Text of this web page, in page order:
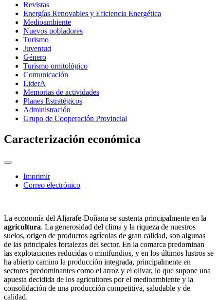
Revistas
Energías Renovables y Eficiencia Energética
Medioambiente
Nuevos pobladores
Turismo
Juventud
Género
Turismo ornitológico
Comunicación
LiderA
Memorias de actividades
Planes Estratégicos
Administración
Grupo de Cooperación Provincial
Caracterización económica
Imprimir
Correo electrónico
La economía del Aljarafe-Doñana se sustenta principalmente en la
agricultura. La generosidad del clima y la riqueza de nuestros
suelos, origen de productos agrícolas de gran calidad, son algunas
de las principales fortalezas del sector. En la comarca predominan
las explotaciones reducidas o minifundios, y en los últimos lustros se
ha abierto camino la producción integrada, principalmente en
sectores predominantes como el arroz y el olivar, lo que supone una
apuesta decidida de los agricultores por el medioambiente y la
consolidación de una producción competitiva, saludable y de
calidad.